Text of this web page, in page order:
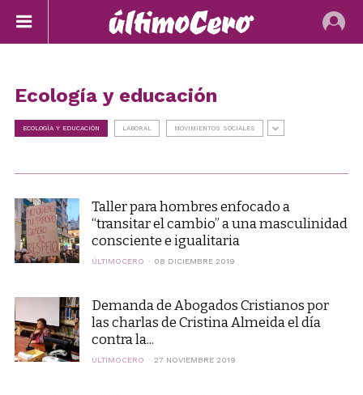
Ecología y educación
ECOLOGÍA Y EDUCACIÓN LABORAL MOVIMIENTOS SOCIALES
Taller para hombres enfocado a
“transitar el cambio” a una masculinidad
consciente e igualitaria
ÚLTIMOCERO 08 DICIEMBRE 2019
Demanda de Abogados Cristianos por
las charlas de Cristina Almeida el día
contra la...
ÚLTIMOCERO 27 NOVIEMBRE 2019